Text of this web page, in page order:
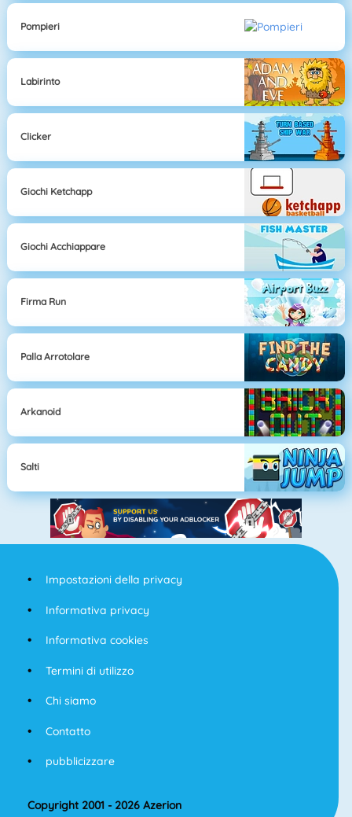
Pompieri
Labirinto
Clicker
Giochi Ketchapp
Giochi Acchiappare
Firma Run
Palla Arrotolare
Arkanoid
Salti
Impostazioni della privacy
Informativa privacy
Informativa cookies
Termini di utilizzo
Chi siamo
Contatto
pubblicizzare
Copyright 2001 - 2026 Azerion